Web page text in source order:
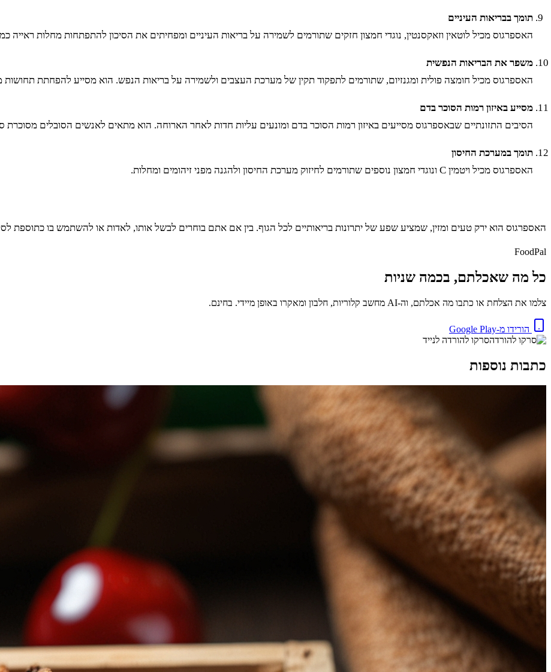
תומך בבריאות העיניים
האספרגוס מכיל לוטאין וזאקסנטין, נוגדי חמצון חזקים שתורמים לשמירה על בריאות העיניים ומפחיתים את הסיכון להתפתחות מחלות ראייה כמו
משפר את הבריאות הנפשית
האספרגוס מכיל חומצה פולית ומגנזיום, שתורמים לתפקוד תקין של מערכת העצבים ולשמירה על בריאות הנפש. הוא מסייע להפחתת תחושות
מסייע באיזון רמות הסוכר בדם
הסיבים התזונתיים שבאספרגוס מסייעים באיזון רמות הסוכר בדם ומונעים עליות חדות לאחר הארוחה. הוא מתאים לאנשים הסובלים מסוכרת סוג 2 ורוצים לשמור על רמות סוכר
תומך במערכת החיסון
האספרגוס מכיל ויטמין C ונוגדי חמצון נוספים שתורמים לחיזוק מערכת החיסון ולהגנה מפני זיהומים ומחלות.
האספרגוס הוא ירק טעים ומזין, שמציע שפע של יתרונות בריאותיים לכל הגוף. בין אם אתם בוחרים לבשל אותו, לאדות או להשתמש בו כתוספת
FoodPal
כל מה שאכלתם, בכמה שניות
צלמו את הצלחת או כתבו מה אכלתם, וה-AI מחשב קלוריות, חלבון ומאקרו באופן מיידי. בחינם.
הורידו מ-Google Play
סרקו להורדה לנייד
כתבות נוספות